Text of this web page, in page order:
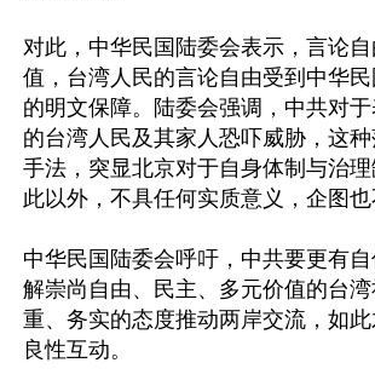
对此，中华民国陆委会表示，言论
值，台湾人民的言论自由受到中华
的明文保障。陆委会强调，中共对
的台湾人民及其家人恐吓威胁，这
手法，突显北京对于自身体制与治
此以外，不具任何实质意义，企图也
中华民国陆委会呼吁，中共要更有
解崇尚自由、民主、多元价值的台
重、务实的态度推动两岸交流，如
良性互动。